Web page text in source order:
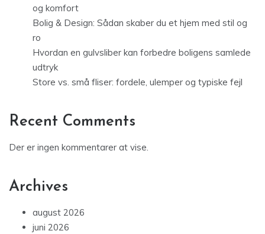
og komfort
Bolig & Design: Sådan skaber du et hjem med stil og
ro
Hvordan en gulvsliber kan forbedre boligens samlede
udtryk
Store vs. små fliser: fordele, ulemper og typiske fejl
Recent Comments
Der er ingen kommentarer at vise.
Archives
august 2026
juni 2026